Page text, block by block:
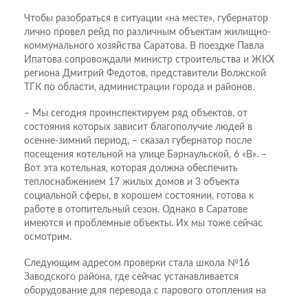
Чтобы разобраться в ситуации «на месте», губернатор
лично провел рейд по различным объектам жилищно-
коммунального хозяйства Саратова. В поездке Павла
Ипатова сопровождали министр строительства и ЖКХ
региона Дмитрий Федотов, представители Волжской
ТГК по области, администрации города и районов.
– Мы сегодня проинспектируем ряд объектов, от
состояния которых зависит благополучие людей в
осенне-зимний период, – сказал губернатор после
посещения котельной на улице Барнаульской, 6 «В». –
Вот эта котельная, которая должна обеспечить
теплоснабжением 17 жилых домов и 3 объекта
социальной сферы, в хорошем состоянии, готова к
работе в отопительный сезон. Однако в Саратове
имеются и проблемные объекты. Их мы тоже сейчас
осмотрим.
Следующим адресом проверки стала школа №16
Заводского района, где сейчас устанавливается
оборудование для перевода с парового отопления на